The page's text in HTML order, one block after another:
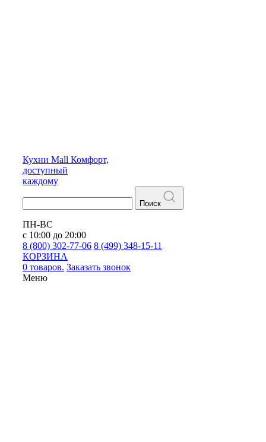
Кухни Mall Комфорт,
доступный
каждому
Поиск
ПН-ВС
с 10:00 до 20:00
8 (800) 302-77-06 8 (499) 348-15-11
КОРЗИНА
0 товаров. Заказать звонок
Меню